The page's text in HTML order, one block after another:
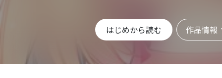
はじめから読む 作品情報